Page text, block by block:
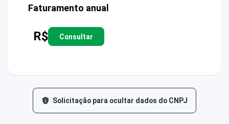
Faturamento anual
R$ Consultar
Solicitação para ocultar dados do CNPJ